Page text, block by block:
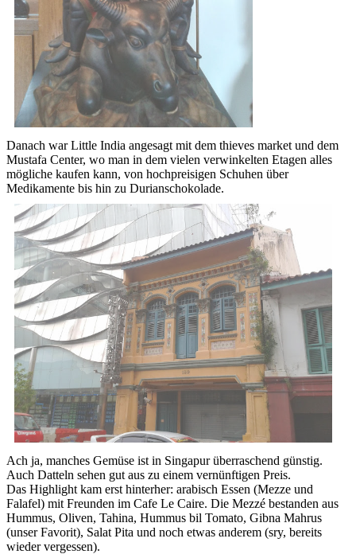
Danach war Little India angesagt mit dem thieves market und dem
Mustafa Center, wo man in dem vielen verwinkelten Etagen alles
mögliche kaufen kann, von hochpreisigen Schuhen über
Medikamente bis hin zu Durianschokolade.
Ach ja, manches Gemüse ist in Singapur überraschend günstig.
Auch Datteln sehen gut aus zu einem vernünftigen Preis.
Das Highlight kam erst hinterher: arabisch Essen (Mezze und
Falafel) mit Freunden im Cafe Le Caire. Die Mezzé bestanden aus
Hummus, Oliven, Tahina, Hummus bil Tomato, Gibna Mahrus
(unser Favorit), Salat Pita und noch etwas anderem (sry, bereits
wieder vergessen).